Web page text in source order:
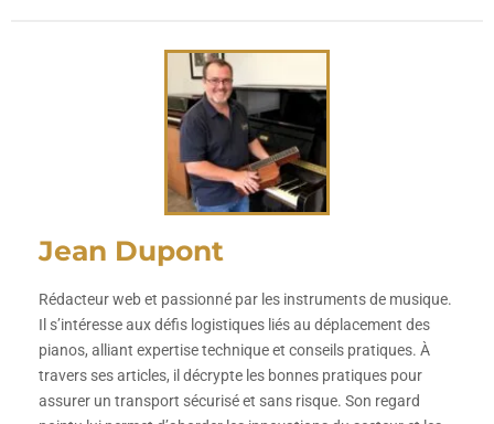
Jean Dupont
Rédacteur web et passionné par les instruments de musique.
Il s’intéresse aux défis logistiques liés au déplacement des
pianos, alliant expertise technique et conseils pratiques. À
travers ses articles, il décrypte les bonnes pratiques pour
assurer un transport sécurisé et sans risque. Son regard